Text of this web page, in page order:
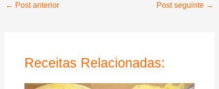
← Post anterior Post seguinte →
Receitas Relacionadas: